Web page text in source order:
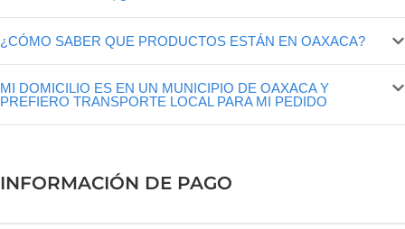
¿CÓMO SABER QUE PRODUCTOS ESTÁN EN OAXACA?
MI DOMICILIO ES EN UN MUNICIPIO DE OAXACA Y
PREFIERO TRANSPORTE LOCAL PARA MI PEDIDO
INFORMACIÓN DE PAGO